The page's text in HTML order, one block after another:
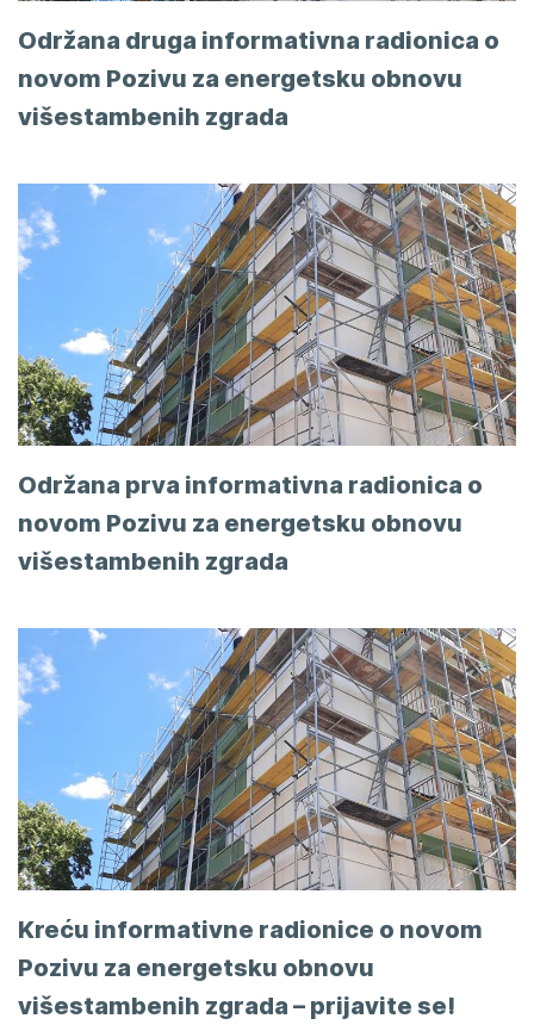
Održana druga informativna radionica o
novom Pozivu za energetsku obnovu
višestambenih zgrada
Održana prva informativna radionica o
novom Pozivu za energetsku obnovu
višestambenih zgrada
Kreću informativne radionice o novom
Pozivu za energetsku obnovu
višestambenih zgrada – prijavite se!